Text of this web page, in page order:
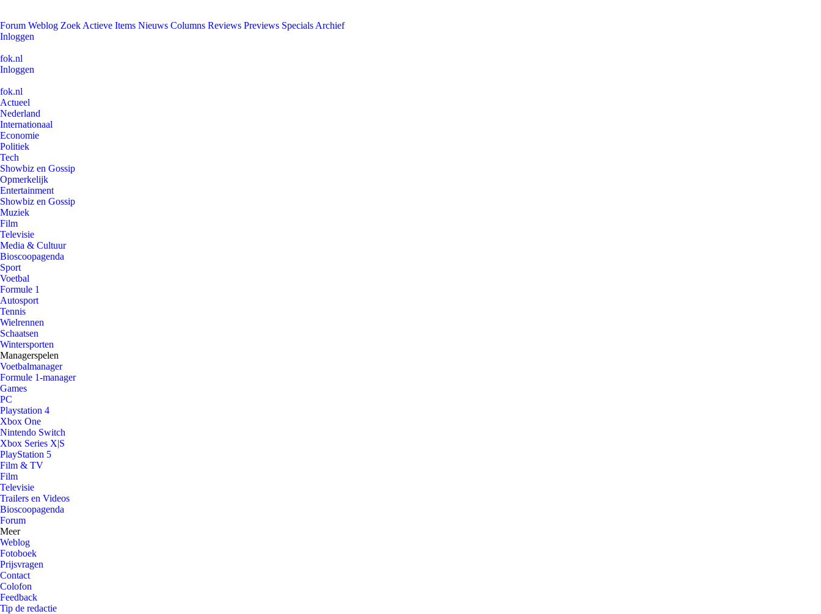
Forum Weblog Zoek Actieve Items Nieuws Columns Reviews Previews Specials Archief
Inloggen
fok.nl
Inloggen
fok.nl
Actueel
Nederland
Internationaal
Economie
Politiek
Tech
Showbiz en Gossip
Opmerkelijk
Entertainment
Showbiz en Gossip
Muziek
Film
Televisie
Media & Cultuur
Bioscoopagenda
Sport
Voetbal
Formule 1
Autosport
Tennis
Wielrennen
Schaatsen
Wintersporten
Managerspelen
Voetbalmanager
Formule 1-manager
Games
PC
Playstation 4
Xbox One
Nintendo Switch
Xbox Series X|S
PlayStation 5
Film & TV
Film
Televisie
Trailers en Videos
Bioscoopagenda
Forum
Meer
Weblog
Fotoboek
Prijsvragen
Contact
Colofon
Feedback
Tip de redactie